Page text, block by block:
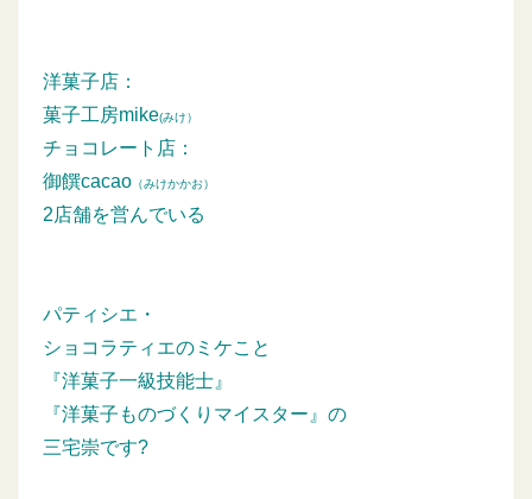
洋菓子店：
菓子工房mike(みけ）
チョコレート店：
御饌cacao （みけかかお）
2店舗を営んでいる
パティシエ・
ショコラティエのミケこと
『洋菓子一級技能士』
『洋菓子ものづくりマイスター』の
三宅崇です?